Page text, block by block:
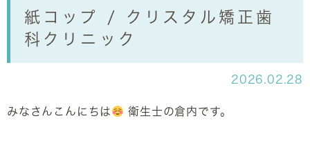
紙コップ / クリスタル矯正歯
科クリニック
2026.02.28
みなさんこんにちは 衛生士の倉内です。